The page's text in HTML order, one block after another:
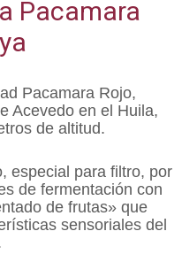
Pacamara
Pacamara Rojo,
Acevedo en el Huila,
de altitud.
especial para filtro, por
de fermentación con
de frutas» que
sensoriales del